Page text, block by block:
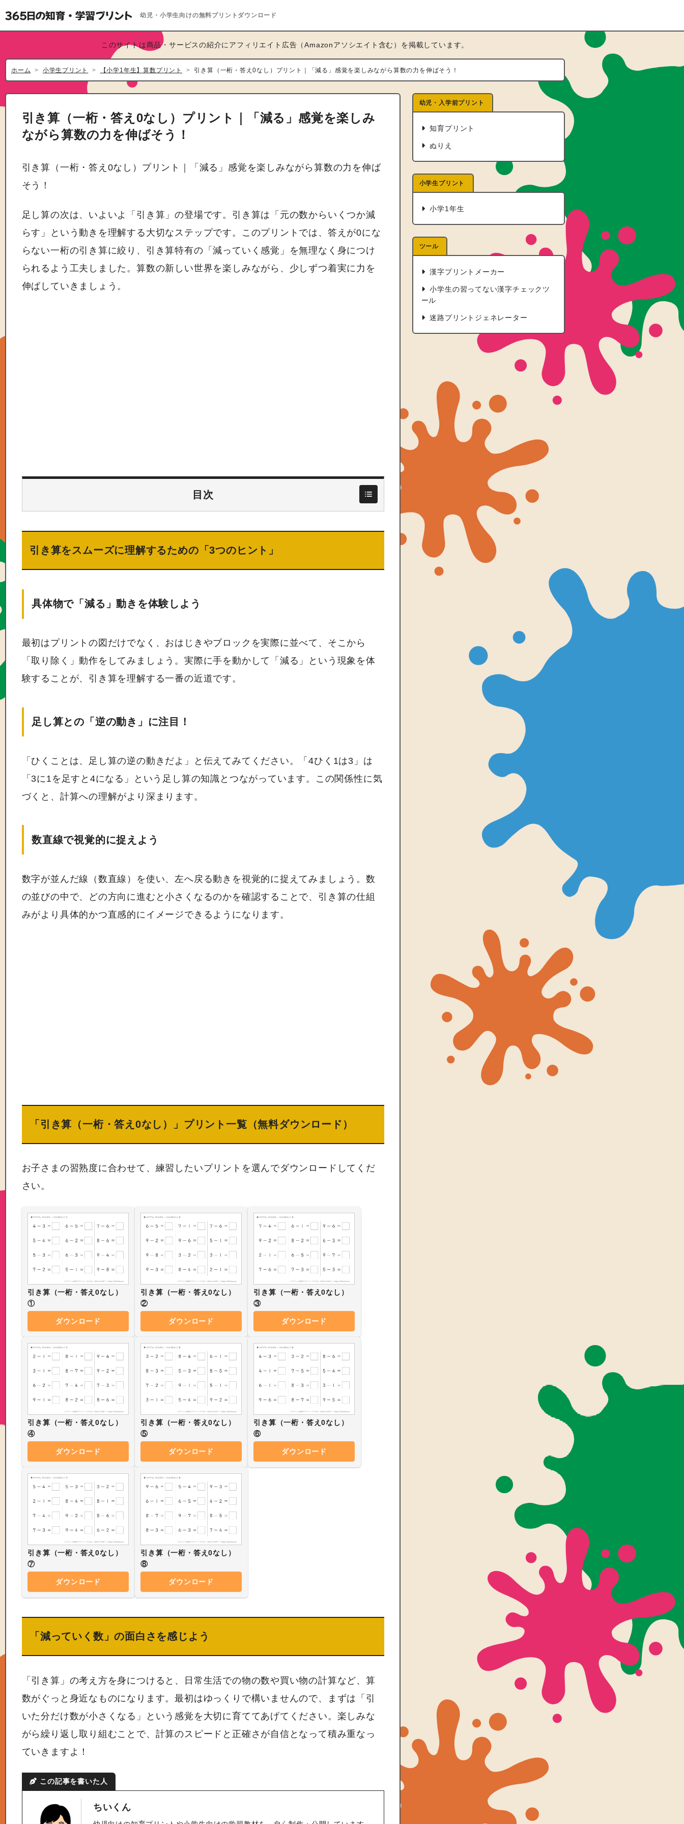
幼児・小学生向けの無料プリントダウンロード
このサイトは商品・サービスの紹介にアフィリエイト広告（Amazonアソシエイト含む）を掲載しています。
ホーム 小学生プリント 【小学1年生】算数プリント 引き算（一桁・答え0なし）プリント｜「減る」感覚を楽しみながら算数の力を伸ばそう！
引き算（一桁・答え0なし）プリント｜「減る」感覚を楽しみ
ながら算数の力を伸ばそう！
引き算（一桁・答え0なし）プリント｜「減る」感覚を楽しみながら算数の力を伸ば
そう！
足し算の次は、いよいよ「引き算」の登場です。引き算は「元の数からいくつか減
らす」という動きを理解する大切なステップです。このプリントでは、答えが0にな
らない一桁の引き算に絞り、引き算特有の「減っていく感覚」を無理なく身につけ
られるよう工夫しました。算数の新しい世界を楽しみながら、少しずつ着実に力を
伸ばしていきましょう。
目次
引き算をスムーズに理解するための「3つのヒント」
具体物で「減る」動きを体験しよう
最初はプリントの図だけでなく、おはじきやブロックを実際に並べて、そこから
「取り除く」動作をしてみましょう。実際に手を動かして「減る」という現象を体
験することが、引き算を理解する一番の近道です。
足し算との「逆の動き」に注目！
「ひくことは、足し算の逆の動きだよ」と伝えてみてください。「4ひく1は3」は
「3に1を足すと4になる」という足し算の知識とつながっています。この関係性に気
づくと、計算への理解がより深まります。
数直線で視覚的に捉えよう
数字が並んだ線（数直線）を使い、左へ戻る動きを視覚的に捉えてみましょう。数
の並びの中で、どの方向に進むと小さくなるのかを確認することで、引き算の仕組
みがより具体的かつ直感的にイメージできるようになります。
「引き算（一桁・答え0なし）」プリント一覧（無料ダウンロード）
お子さまの習熟度に合わせて、練習したいプリントを選んでダウンロードしてくだ
さい。
引き算（一桁・答え0なし）
①
ダウンロード
引き算（一桁・答え0なし）
②
ダウンロード
引き算（一桁・答え0なし）
③
ダウンロード
引き算（一桁・答え0なし）
④
ダウンロード
引き算（一桁・答え0なし）
⑤
ダウンロード
引き算（一桁・答え0なし）
⑥
ダウンロード
引き算（一桁・答え0なし）
⑦
ダウンロード
引き算（一桁・答え0なし）
⑧
ダウンロード
「減っていく数」の面白さを感じよう
「引き算」の考え方を身につけると、日常生活での物の数や買い物の計算など、算
数がぐっと身近なものになります。最初はゆっくりで構いませんので、まずは「引
いた分だけ数が小さくなる」という感覚を大切に育ててあげてください。楽しみな
がら繰り返し取り組むことで、計算のスピードと正確さが自信となって積み重なっ
ていきますよ！
この記事を書いた人
ちいくん
幼児・入学前プリント
知育プリント
ぬりえ
小学生プリント
小学1年生
ツール
漢字プリントメーカー
小学生の習ってない漢字チェックツ
ール
迷路プリントジェネレーター